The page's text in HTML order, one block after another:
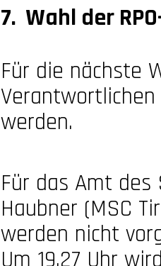
7. Wahl der
Für die nächste
werden.
Für das Amt des
Haubner (MSC
werden nicht
Um 19.27 Uhr